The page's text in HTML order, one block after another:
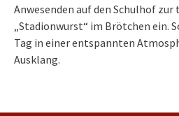
Anwesenden auf den Schulhof
„Stadionwurst“ im Brötchen ein.
Tag in einer entspannten
Ausklang.